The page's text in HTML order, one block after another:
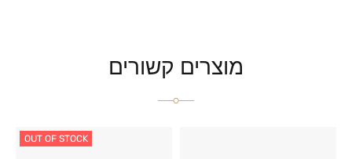
מוצרים קשורים
OUT OF STOCK